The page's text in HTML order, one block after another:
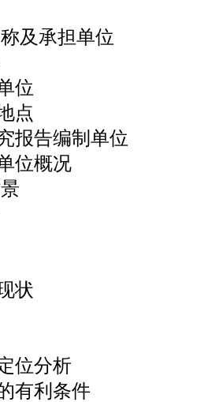
及承担单位
位
点
报告编制单位
位概况
状
位分析
有利条件